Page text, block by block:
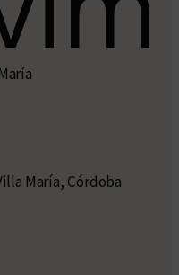
María, Córdoba